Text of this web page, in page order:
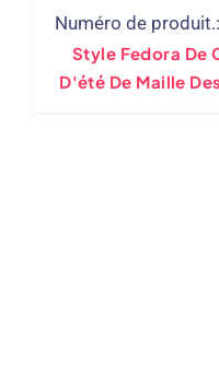
Numéro de
Style Fedora De
D'été De Maille